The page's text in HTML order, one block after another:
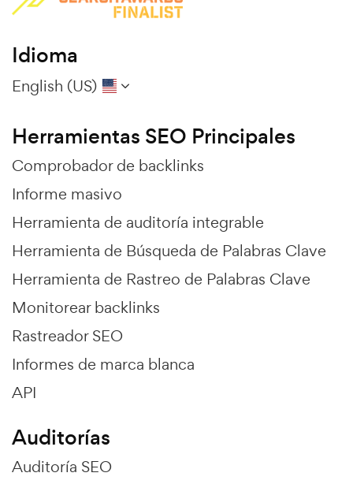
Idioma
English (US)
Herramientas SEO Principales
Comprobador de backlinks
Informe masivo
Herramienta de auditoría integrable
Herramienta de Búsqueda de Palabras Clave
Herramienta de Rastreo de Palabras Clave
Monitorear backlinks
Rastreador SEO
Informes de marca blanca
API
Auditorías
Auditoría SEO